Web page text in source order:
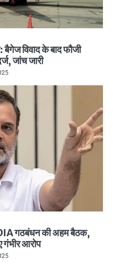
बैगेज विवाद के बाद फौजी
जांच जारी
गठबंधन की अहम बैठक,
गंभीर आरोप